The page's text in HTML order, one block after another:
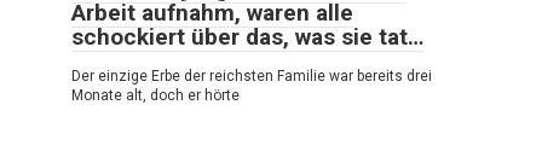
Arbeit aufnahm, waren alle
schockiert über das, was sie tat…
Der einzige Erbe der reichsten Familie war bereits drei
Monate alt, doch er hörte